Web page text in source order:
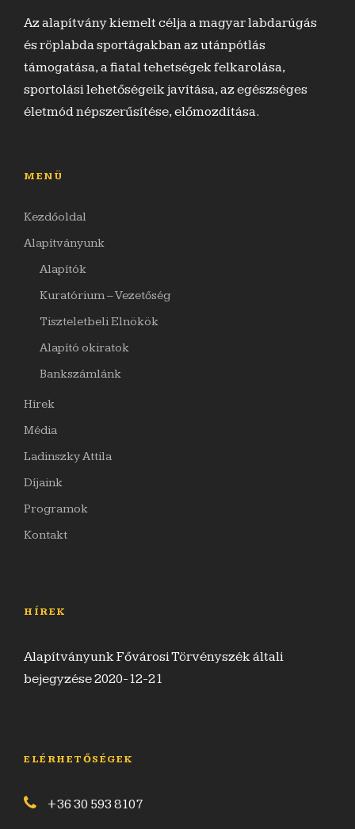
Az alapítvány kiemelt célja a magyar labdarúgás
és röplabda sportágakban az utánpótlás
támogatása, a fiatal tehetségek felkarolása,
sportolási lehetőségeik javítása, az egészséges
életmód népszerűsítése, előmozdítása.
MENÜ
Kezdőoldal
Alapítványunk
Alapítók
Kuratórium – Vezetőség
Tiszteletbeli Elnökök
Alapító okiratok
Bankszámlánk
Hírek
Média
Ladinszky Attila
Díjaink
Programok
Kontakt
HÍREK
Alapítványunk Fővárosi Törvényszék általi
bejegyzése 2020-12-21
ELÉRHETŐSÉGEK
+36 30 593 8107